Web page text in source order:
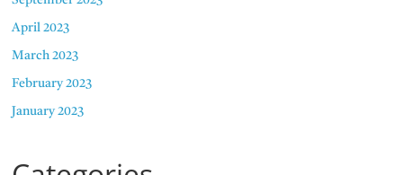
April 2023
March 2023
February 2023
January 2023